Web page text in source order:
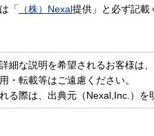
「
（株）Nexal提供」と必ず記載
細な説明を希望されるお客様は
・転載等はご遠慮ください。
る際は、出典元（Nexal,Inc.）を